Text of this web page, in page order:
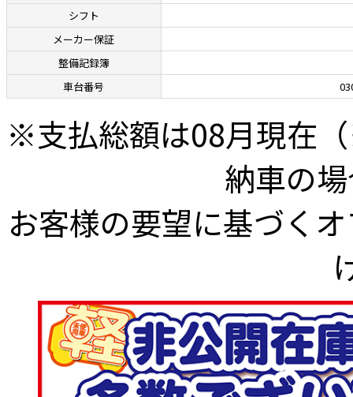
シフト
メーカー保証
整備記録簿
車台番号
※⽀払総額は08⽉現在
納⾞の
お客様の要望に基づく